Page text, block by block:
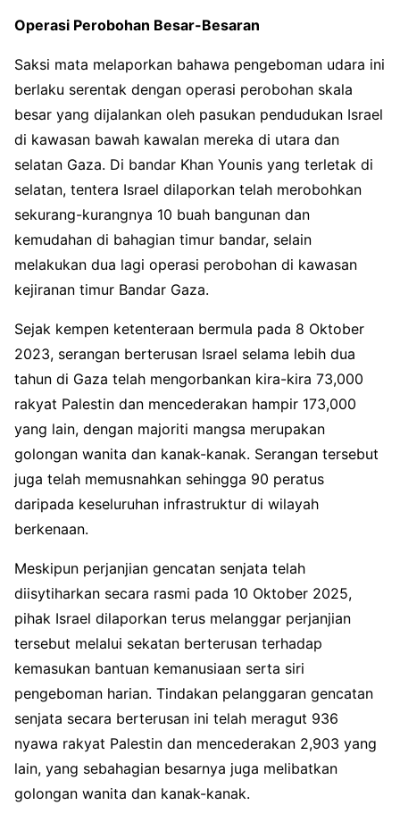
Operasi Perobohan Besar-Besaran
Saksi mata melaporkan bahawa pengeboman udara ini
berlaku serentak dengan operasi perobohan skala
besar yang dijalankan oleh pasukan pendudukan Israel
di kawasan bawah kawalan mereka di utara dan
selatan Gaza. Di bandar Khan Younis yang terletak di
selatan, tentera Israel dilaporkan telah merobohkan
sekurang-kurangnya 10 buah bangunan dan
kemudahan di bahagian timur bandar, selain
melakukan dua lagi operasi perobohan di kawasan
kejiranan timur Bandar Gaza.
Sejak kempen ketenteraan bermula pada 8 Oktober
2023, serangan berterusan Israel selama lebih dua
tahun di Gaza telah mengorbankan kira-kira 73,000
rakyat Palestin dan mencederakan hampir 173,000
yang lain, dengan majoriti mangsa merupakan
golongan wanita dan kanak-kanak. Serangan tersebut
juga telah memusnahkan sehingga 90 peratus
daripada keseluruhan infrastruktur di wilayah
berkenaan.
Meskipun perjanjian gencatan senjata telah
diisytiharkan secara rasmi pada 10 Oktober 2025,
pihak Israel dilaporkan terus melanggar perjanjian
tersebut melalui sekatan berterusan terhadap
kemasukan bantuan kemanusiaan serta siri
pengeboman harian. Tindakan pelanggaran gencatan
senjata secara berterusan ini telah meragut 936
nyawa rakyat Palestin dan mencederakan 2,903 yang
lain, yang sebahagian besarnya juga melibatkan
golongan wanita dan kanak-kanak.